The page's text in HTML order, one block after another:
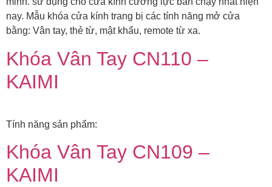
nay. Mẫu khóa cửa kính trang bị các tính năng mở cửa
bằng: Vân tay, thẻ từ, mật khẩu, remote từ xa.
Khóa Vân Tay CN110 –
KAIMI
Tính năng sản phẩm:
Khóa Vân Tay CN109 –
KAIMI